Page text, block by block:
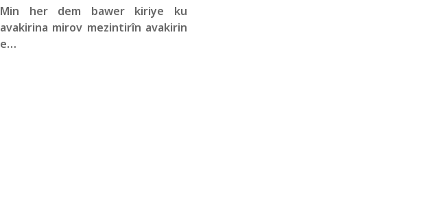
Min her dem bawer kiriye ku
avakirina mirov mezintirîn avakirin
e…